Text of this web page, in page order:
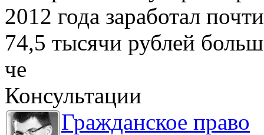
2012 года заработал
74,5 тысячи рублей
че
Консультации
Гражданское право